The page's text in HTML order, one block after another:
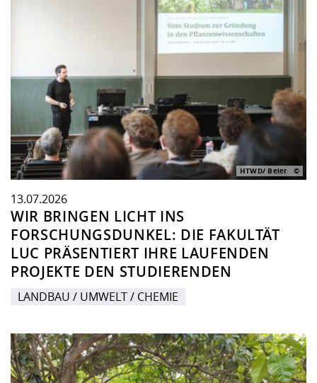
WIR BRINGEN LICHT INS
FORSCHUNGSDUNKEL: DIE FAKULTÄT
LUC PRÄSENTIERT IHRE LAUFENDEN
PROJEKTE DEN STUDIERENDEN
13.07.2026
LANDBAU / UMWELT / CHEMIE
HTWD/ Beier